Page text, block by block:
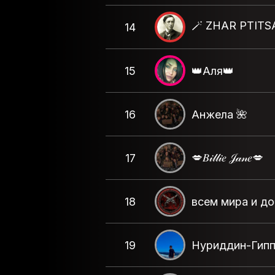
14 🪄 ZHAR
15 👑Аля👑
16 Анжела 🌺
17 💋𝐵𝒾𝓁𝓁𝒾𝑒 𝒥𝒶𝓃𝑒💋
18 всем мира и
19 Нуриддин-